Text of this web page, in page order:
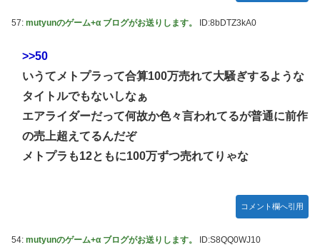
57: mutyunのゲーム+α ブログがお送りします。 ID:8bDTZ3kA0
>>50
いうてメトプラって合算100万売れて大騒ぎするような
タイトルでもないしなぁ
エアライダーだって何故か色々言われてるが普通に前作
の売上超えてるんだぞ
メトプラも12ともに100万ずつ売れてりゃな
コメント欄へ引用
54: mutyunのゲーム+α ブログがお送りします。 ID:S8QQ0WJ10